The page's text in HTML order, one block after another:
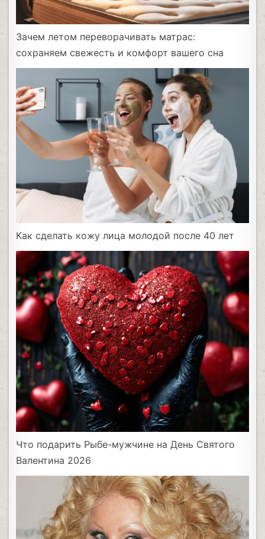
Зачем летом переворачивать матрас:
сохраняем свежесть и комфорт вашего сна
Как сделать кожу лица молодой после 40 лет
Что подарить Рыбе-мужчине на День Святого
Валентина 2026